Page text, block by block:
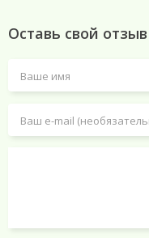
Оставь свой отзыв